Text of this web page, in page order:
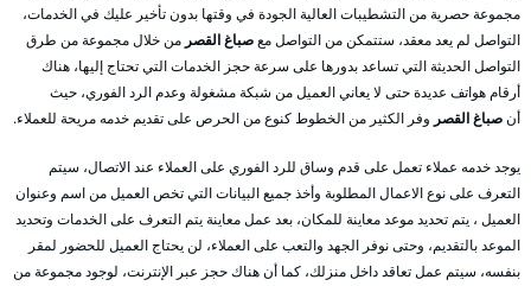
مجموعة حصرية من التشطيبات العالية الجودة في وقتها بدون تأخير عليك في الخدمات،
التواصل لم يعد معقد، ستتمكن من التواصل معصباغ القصر من خلال مجموعة من طرق
التواصل الحديثة التي تساعد بدورها على سرعة حجز الخدمات التي تحتاج إليها، هناك
أرقام هواتف عديدة حتى لا يعاني العميل من شبكة مشغولة وعدم الرد الفوري، حيث
أنصباغ القصر وفر الكثير من الخطوط كنوع من الحرص على تقديم خدمه مريحة للعملاء.
يوجد خدمه عملاء تعمل على قدم وساق للرد الفوري على العملاء عند الاتصال، سيتم
التعرف على نوع الاعمال المطلوبة وأخذ جميع البيانات التي تخص العميل من اسم وعنوان
العميل ، يتم تحديد موعد معاينة للمكان، بعد عمل معاينة يتم التعرف على الخدمات وتحديد
الموعد بالتقديم، وحتى نوفر الجهد والتعب على العملاء، لن يحتاج العميل للحضور لمقر
بنفسه، سيتم عمل تعاقد داخل منزلك، كما أن هناك حجز عبر الإنترنت، لوجود مجموعة من